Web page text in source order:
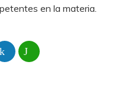
en la materia.